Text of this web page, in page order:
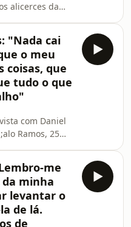
alicerces da
grato. Aprendi a
o que eu
A
que me
sublinhando
adquirida
"Nada cai
o meu
coisas, que
tudo o que
com Daniel
Ramos, 25
ele disfrute da
dar, mas
se
respeito por
me
minha
levantar o
de lá.
de